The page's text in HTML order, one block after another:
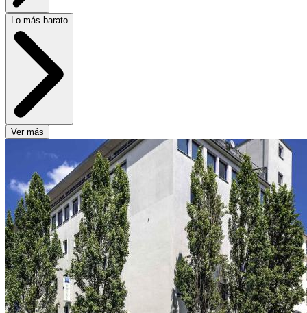
Lo más barato
Ver más